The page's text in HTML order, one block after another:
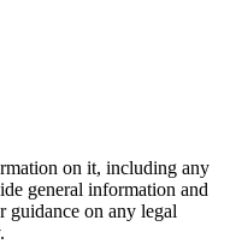
on it, including any
general information and
guidance on any legal